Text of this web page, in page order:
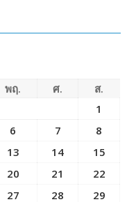
พฤ. ศ.
ส.
1
6 7
8
13 14
15
20 21
22
27 28
29